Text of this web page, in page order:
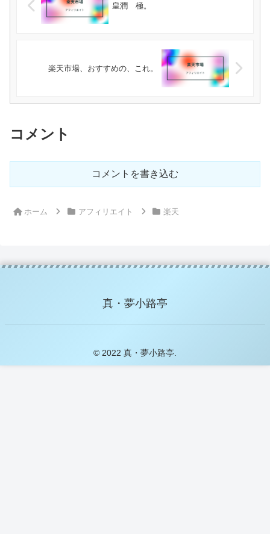
皇潤 極。
楽天市場、おすすめの、これ。
コメント
コメントを書き込む
ホーム アフィリエイト 楽天
真・夢小路亭
© 2022 真・夢小路亭.